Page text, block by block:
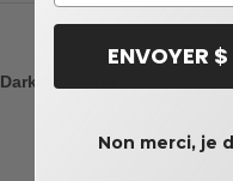
Dark Charcoal
ENVOYER
Non merci, je